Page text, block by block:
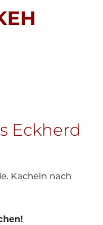
Eckherd
Kacheln nach